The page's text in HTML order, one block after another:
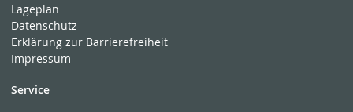
Lageplan
Datenschutz
Erklärung zur Barrierefreiheit
Impressum
Service